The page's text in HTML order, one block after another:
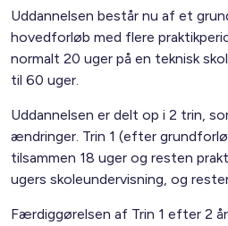
Uddannelsen består nu af et
hovedforløb med flere
normalt 20 uger på en teknisk
til 60 uger.
Uddannelsen er delt op i 2 trin,
ændringer. Trin 1 (efter
tilsammen 18 uger og resten
ugers skoleundervisning, og
Færdiggørelsen af Trin 1 efter 2